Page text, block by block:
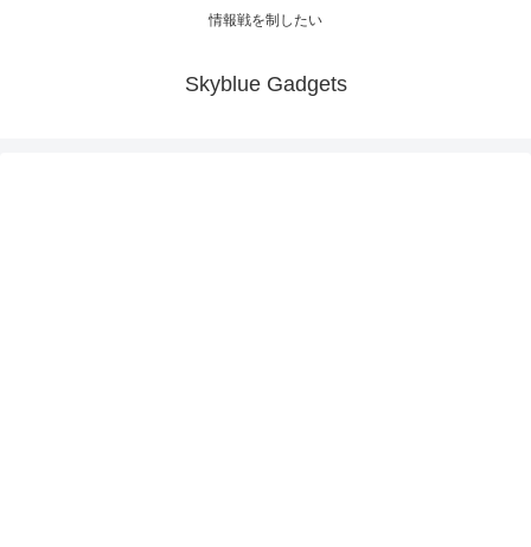
情報戦を制したい
Skyblue Gadgets